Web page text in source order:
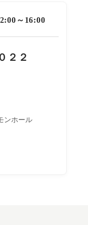
～16:00
２２
ンホール